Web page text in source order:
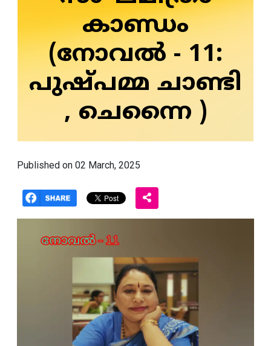
കാണ്ഡം
(നോവൽ - 11:
പുഷ്പമ്മ ചാണ്ടി
, ചെന്നൈ )
Published on 02 March, 2025